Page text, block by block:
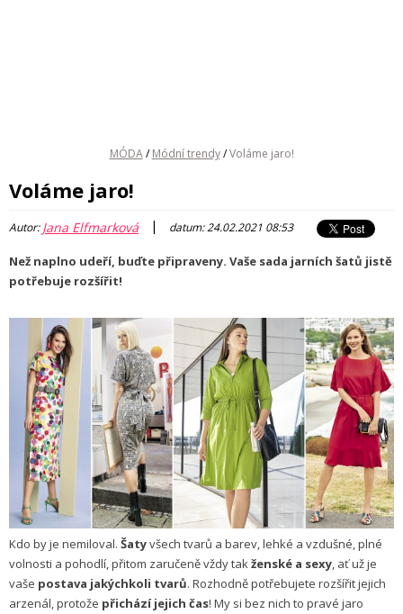
MÓDA / Módní trendy / Voláme jaro!
Voláme jaro!
Autor:Jana Elfmarková | datum: 24.02.2021 08:53
Než naplno udeří, buďte připraveny. Vaše sada jarních šatů jistě
potřebuje rozšířit!
Kdo by je nemiloval. Šatyvšech tvarů a barev, lehké a vzdušné, plné
volnosti a pohodlí, přitom zaručeně vždy takženské a sexy, ať už je
vaše postava jakýchkoli tvarů. Rozhodně potřebujete rozšířit jejich
arzenál, protože přichází jejich čas! My si bez nich to pravé jaro